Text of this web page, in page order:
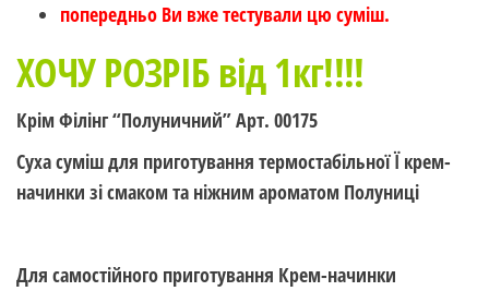
попередньо Ви вже тестували цю суміш.
ХОЧУ РОЗРІБ від 1кг!!!!
Крім Філінг “Полуничний” Арт. 00175
Суха суміш для приготування термостабільної Ї крем-
начинки зі смаком та ніжним ароматом Полуниці
Для самостійного приготування Крем-начинки